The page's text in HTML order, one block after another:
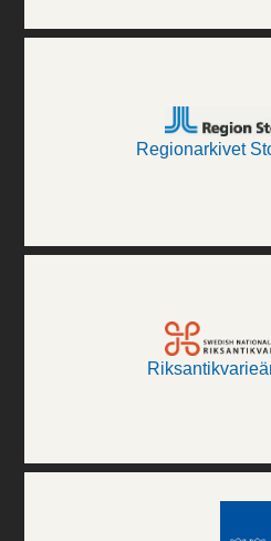
Regionarkivet